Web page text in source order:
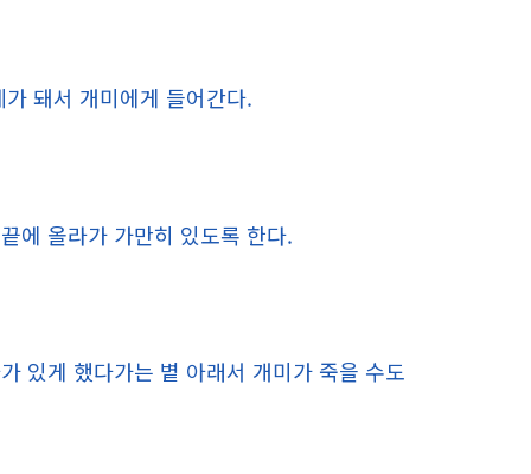
돼서 개미에게 들어간다.
에 올라가 가만히 있도록 한다.
있게 했다가는 볕 아래서 개미가 죽을 수도